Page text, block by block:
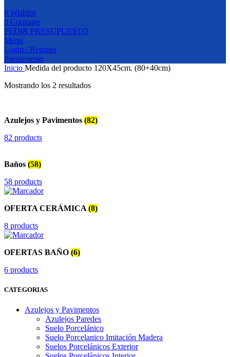
0 Wishlist
0 Compare
PEDIR PRESUPUESTO
Menu
Login / Register
Presupuesto
Inicio Medida del producto 120X45cm. (80+40cm)
Mostrando los 2 resultados
Azulejos y Pavimentos (82)
82 products
Baños (58)
58 products
OFERTA CERÁMICA (8)
8 products
OFERTAS BAÑO (6)
6 products
CATEGORIAS
Azulejos y Pavimentos
Azulejos Paredes
Suelo Porcelánico
Suelo Porcelanico Imitación Madera
Suelos Porcelánicos Exterior